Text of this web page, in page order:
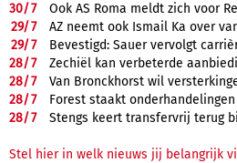
30/7
Ook AS Roma meldt zich voor
29/7
AZ neemt ook Ismail Ka over
29/7
Bevestigd: Sauer vervolgt
28/7
Zechiël kan verbeterde
28/7
Van Bronckhorst wil
28/7
Forest staakt
28/7 Stengs keert transfervrij terug
Stel hier in welk nieuws jij belangrijk